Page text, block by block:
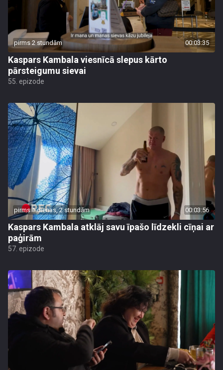
pirms 2 stundām 00:03:35
Kaspars Kambala viesnīcā slepus kārto
pārsteigumu sievai
55. epizode
pirms 1 dienas, 2 stundām 00:03:56
Kaspars Kambala atklāj savu īpašo līdzekli cīņai ar
paģirām
57. epizode